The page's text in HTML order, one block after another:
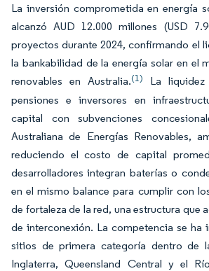
La inversión comprometida en energía
alcanzó AUD 12.000 millones (USD
proyectos durante 2024, confirmando el
la bankabilidad de la energía solar en el
renovables en Australia.(1)
La
pensiones e inversores en
capital con subvenciones
Australiana de Energías Renovables,
reduciendo el costo de capital
desarrolladores integran baterías o
en el mismo balance para cumplir con
de fortaleza de la red, una estructura que
de interconexión. La competencia se ha
sitios de primera categoría dentro de
Inglaterra, Queensland Central y el